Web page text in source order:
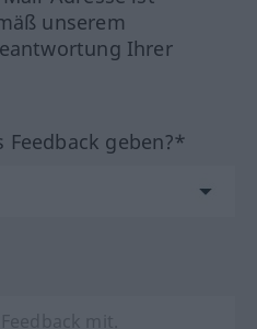
unserem
Ihrer
Feedback geben?*